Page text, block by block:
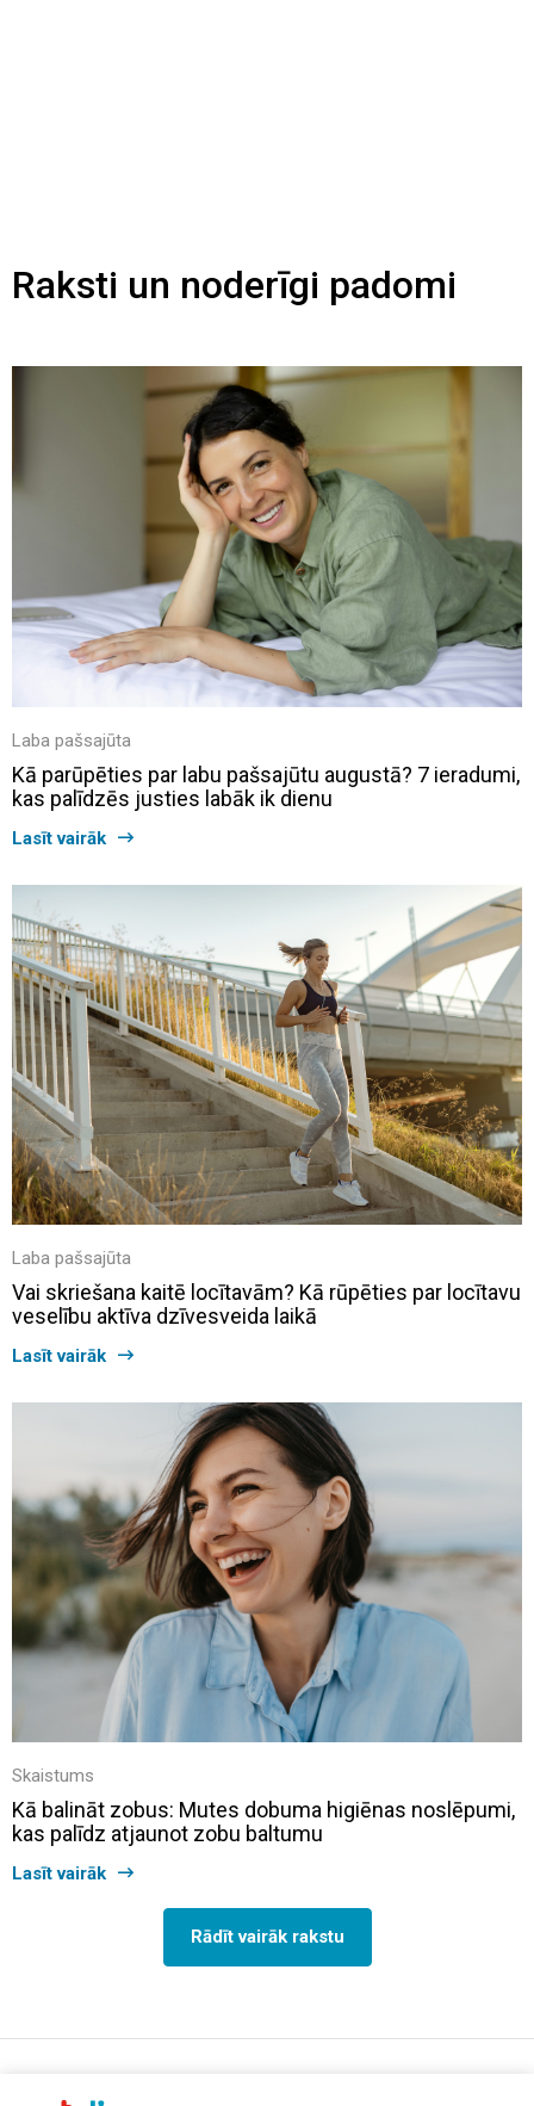
Raksti un noderīgi padomi
Laba pašsajūta
Kā parūpēties par labu pašsajūtu augustā? 7 ieradumi,
kas palīdzēs justies labāk ik dienu
Lasīt vairāk
Laba pašsajūta
Vai skriešana kaitē locītavām? Kā rūpēties par locītavu
veselību aktīva dzīvesveida laikā
Lasīt vairāk
Skaistums
Kā balināt zobus: Mutes dobuma higiēnas noslēpumi,
kas palīdz atjaunot zobu baltumu
Lasīt vairāk
Rādīt vairāk rakstu